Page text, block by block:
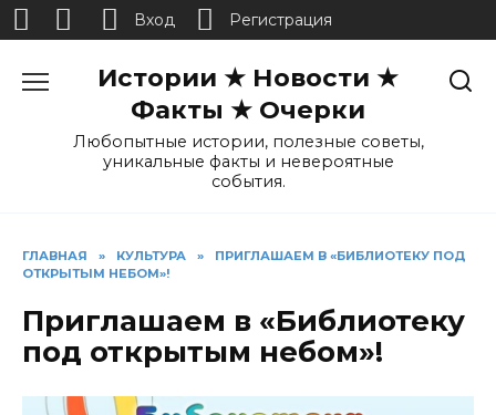
Истории ★ Новости ★
Факты ★ Очерки
Любопытные истории, полезные советы,
уникальные факты и невероятные
события.
ГЛАВНАЯ » КУЛЬТУРА »
ПРИГЛАШАЕМ В «БИБЛИОТЕКУ ПОД
ОТКРЫТЫМ НЕБОМ»!
Приглашаем в «Библиотеку
под открытым небом»!
Вход Регистрация